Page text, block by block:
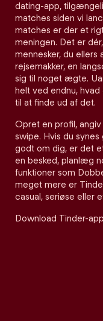
dating-app,
matches siden vi
matches er der et
meningen. Det er
mennesker, du ellers
rejsemakker, en
sig til noget ægte.
helt ved endnu,
til at finde ud af det.
Opret en profil,
swipe. Hvis du
godt om dig, er det
en besked, planlæg
funktioner som
meget mere er
casual, seriøse eller
Download Tinder-